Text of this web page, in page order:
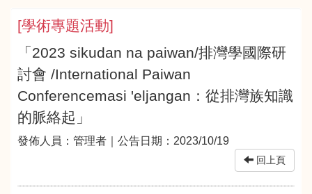
[學術專題活動]
「2023 sikudan na paiwan/排灣學國際研
討會 /International Paiwan
Conferencemasi 'eljangan：從排灣族知識
的脈絡起」
發佈人員： 管理者 ｜公告日期： 2023/10/19
回上頁